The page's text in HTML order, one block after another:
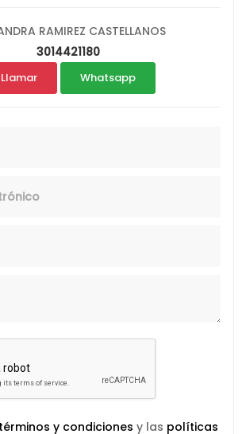
RAMIREZ CASTELLANOS
3014421180
Llamar Whatsapp
términos y condiciones y las políticas